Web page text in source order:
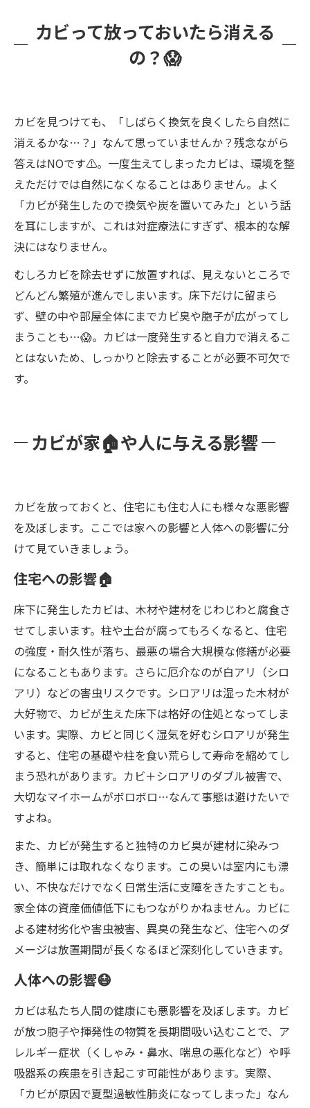
カビって放っておいたら消える
の？😱
カビを見つけても、「しばらく換気を良くしたら自然に
消えるかな…？」なんて思っていませんか？残念ながら
答えはNOです⚠️。一度生えてしまったカビは、環境を整
えただけでは自然になくなることはありません。よく
「カビが発生したので換気や炭を置いてみた」という話
を耳にしますが、これは対症療法にすぎず、根本的な解
決にはなりません。
むしろカビを除去せずに放置すれば、見えないところで
どんどん繁殖が進んでしまいます。床下だけに留まら
ず、壁の中や部屋全体にまでカビ臭や胞子が広がってし
まうことも…😱。カビは一度発生すると自力で消えるこ
とはないため、しっかりと除去することが必要不可欠で
す。
カビが家🏠や人に与える影響
カビを放っておくと、住宅にも住む人にも様々な悪影響
を及ぼします。ここでは家への影響と人体への影響に分
けて見ていきましょう。
住宅への影響🏠
床下に発生したカビは、木材や建材をじわじわと腐食さ
せてしまいます。柱や土台が腐ってもろくなると、住宅
の強度・耐久性が落ち、最悪の場合大規模な修繕が必要
になることもあります。さらに厄介なのが白アリ（シロ
アリ）などの害虫リスクです。シロアリは湿った木材が
大好物で、カビが生えた床下は格好の住処となってしま
います。実際、カビと同じく湿気を好むシロアリが発生
すると、住宅の基礎や柱を食い荒らして寿命を縮めてし
まう恐れがあります。カビ＋シロアリのダブル被害で、
大切なマイホームがボロボロ…なんて事態は避けたいで
すよね。
また、カビが発生すると独特のカビ臭が建材に染みつ
き、簡単には取れなくなります。この臭いは室内にも漂
い、不快なだけでなく日常生活に支障をきたすことも。
家全体の資産価値低下にもつながりかねません。カビに
よる建材劣化や害虫被害、異臭の発生など、住宅へのダ
メージは放置期間が長くなるほど深刻化していきます。
人体への影響😷
カビは私たち人間の健康にも悪影響を及ぼします。カビ
が放つ胞子や揮発性の物質を長期間吸い込むことで、ア
レルギー症状（くしゃみ・鼻水、喘息の悪化など）や呼
吸器系の疾患を引き起こす可能性があります。実際、
「カビが原因で夏型過敏性肺炎になってしまった」なん